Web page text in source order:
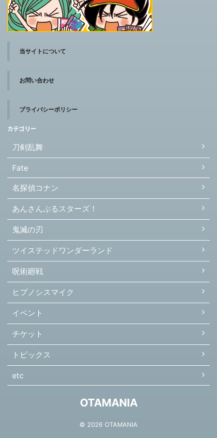
当サイトについて
お問い合わせ
プライバシーポリシー
カテゴリー
刀剣乱舞
Fate
名探偵コナン
あんさんぶるスターズ！
鬼滅の刃
ツイステッドワンダーランド
呪術廻戦
ヒプノシスマイク
イベント
チケット
トピックス
etc
OTAMANIA
© 2026 OTAMANIA